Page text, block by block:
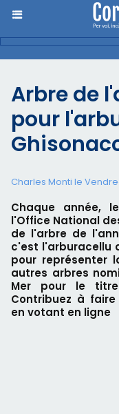
Arbre de
pour
Charles Monti le
Chaque année,
l'Office National
de l'arbre de
c'est l'arburacellu
pour représenter
autres arbres
Mer pour le
Contribuez à
en votant en ligne